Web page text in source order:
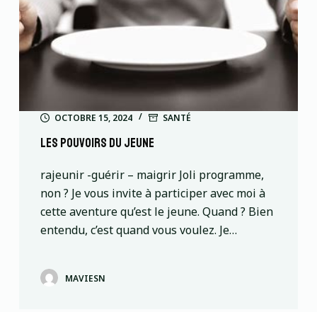
OCTOBRE 15, 2024 SANTÉ
Les pouvoirs du jeune
rajeunir -guérir – maigrir Joli programme,
non ? Je vous invite à participer avec moi à
cette aventure qu’est le jeune. Quand ? Bien
entendu, c’est quand vous voulez. Je…
MAVIESN